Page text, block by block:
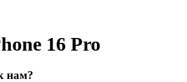
16 Pro
нам?